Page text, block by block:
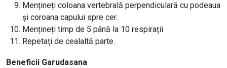
Mențineți coloana vertebrală perpendiculară cu podeaua
și coroana capului spre cer.
Mențineți timp de 5 până la 10 respirații
Repetați de cealaltă parte.
Beneficii Garudasana